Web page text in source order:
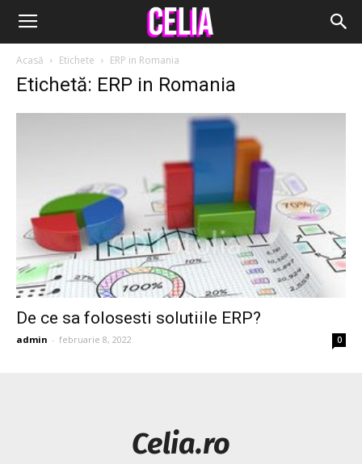
Acasă Etichete ERP in Romania
Etichetă: ERP in Romania
De ce sa folosesti solutiile ERP?
admin - februarie 8, 2022 0
Celia.ro